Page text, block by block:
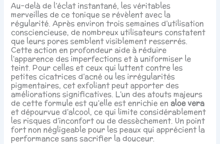
Au-delà de l’éclat instantané, les véritables
merveilles de ce tonique se révèlent avec la
régularité. Après environ trois semaines d’utilisation
consciencieuse, de nombreux utilisateurs constatent
que leurs pores semblent visiblement resserrés.
Cette action en profondeur aide à réduire
l’apparence des imperfections et à uniformiser le
teint. Pour celles et ceux qui luttent contre les
petites cicatrices d’acné ou les irrégularités
pigmentaires, cet exfoliant peut apporter des
améliorations significatives. L’un des atouts majeurs
de cette formule est qu’elle est enrichie en aloe vera
et dépourvue d’alcool, ce qui limite considérablement
les risques d’inconfort ou de dessèchement. Un point
fort non négligeable pour les peaux qui apprécient la
performance sans sacrifier la douceur.